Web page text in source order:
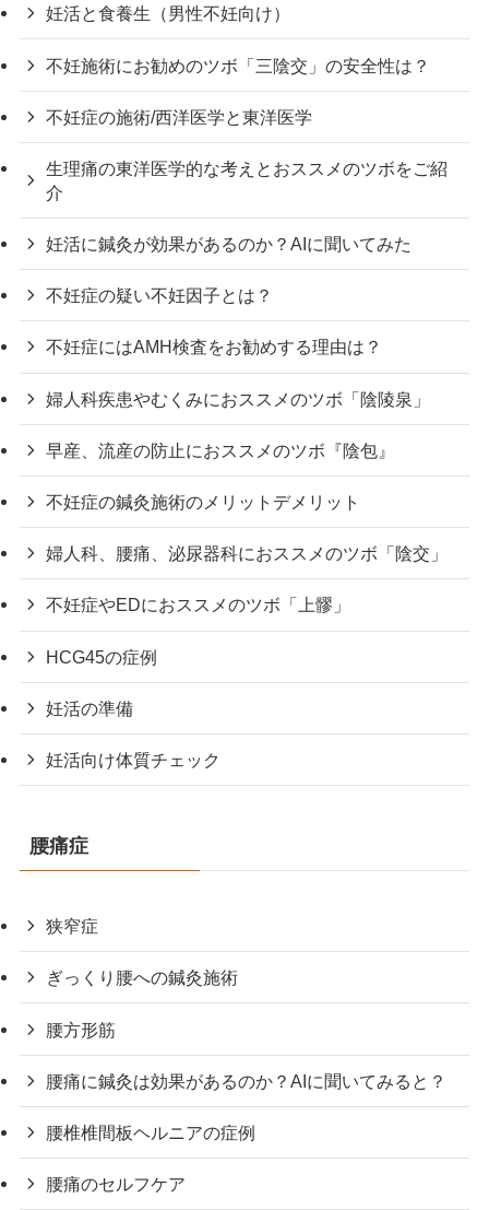
妊活と食養生（男性不妊向け）
不妊施術にお勧めのツボ「三陰交」の安全性は？
不妊症の施術/西洋医学と東洋医学
生理痛の東洋医学的な考えとおススメのツボをご紹
介
妊活に鍼灸が効果があるのか？AIに聞いてみた
不妊症の疑い不妊因子とは？
不妊症にはAMH検査をお勧めする理由は？
婦人科疾患やむくみにおススメのツボ「陰陵泉」
早産、流産の防止におススメのツボ『陰包』
不妊症の鍼灸施術のメリットデメリット
婦人科、腰痛、泌尿器科におススメのツボ「陰交」
不妊症やEDにおススメのツボ「上髎」
HCG45の症例
妊活の準備
妊活向け体質チェック
腰痛症
狭窄症
ぎっくり腰への鍼灸施術
腰方形筋
腰痛に鍼灸は効果があるのか？AIに聞いてみると？
腰椎椎間板ヘルニアの症例
腰痛のセルフケア